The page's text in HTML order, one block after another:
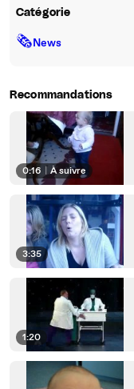
Catégorie
🗞News
Recommandations
0:16 À suivre
3:35
1:20